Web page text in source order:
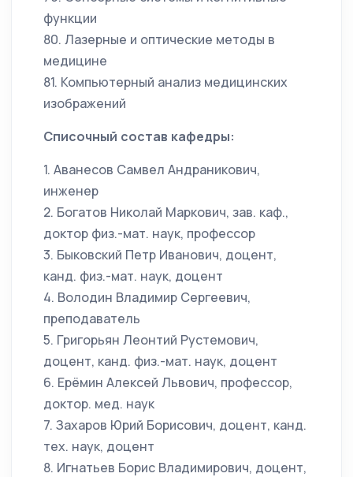
функции
80. Лазерные и оптические методы в
медицине
81. Компьютерный анализ медицинских
изображений
Списочный состав кафедры:
1. Аванесов Самвел Андраникович,
инженер
2. Богатов Николай Маркович, зав. каф.,
доктор физ.-мат. наук, профессор
3. Быковский Петр Иванович, доцент,
канд. физ.-мат. наук, доцент
4. Володин Владимир Сергеевич,
преподаватель
5. Григорьян Леонтий Рустемович,
доцент, канд. физ.-мат. наук, доцент
6. Ерёмин Алексей Львович, профессор,
доктор. мед. наук
7. Захаров Юрий Борисович, доцент, канд.
тех. наук, доцент
8. Игнатьев Борис Владимирович, доцент,